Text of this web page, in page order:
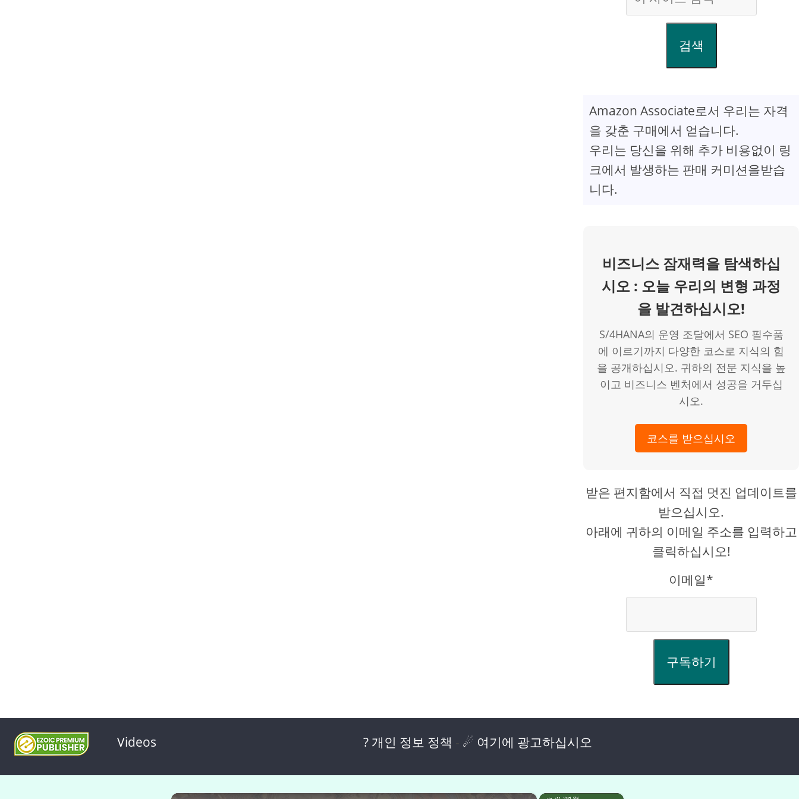
검색
Amazon Associate로서 우리는 자격
을 갖춘 구매에서 얻습니다.
우리는 당신을 위해 추가 비용없이 링
크에서 발생하는 판매 커미션을받습
니다.
비즈니스 잠재력을 탐색하십
시오 : 오늘 우리의 변형 과정
을 발견하십시오!
S/4HANA의 운영 조달에서 SEO 필수품
에 이르기까지 다양한 코스로 지식의 힘
을 공개하십시오. 귀하의 전문 지식을 높
이고 비즈니스 벤처에서 성공을 거두십
시오.
코스를 받으십시오
받은 편지함에서 직접 멋진 업데이트를
받으십시오.
아래에 귀하의 이메일 주소를 입력하고
클릭하십시오!
이메일*
구독하기
Videos ? 개인 정보 정책 ☄ 여기에 광고하십시오